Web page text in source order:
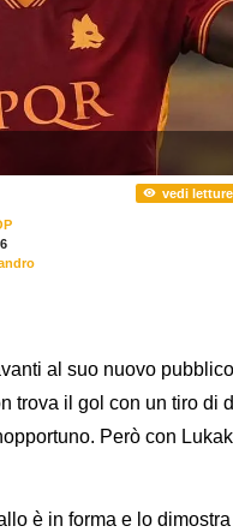
vedi letture
al suo nuovo
trova il gol con un tiro di
Però con
è in forma e lo